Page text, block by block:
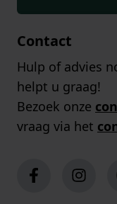
Contact
Hulp of advies
helpt u graag!
Bezoek onze
vraag via het